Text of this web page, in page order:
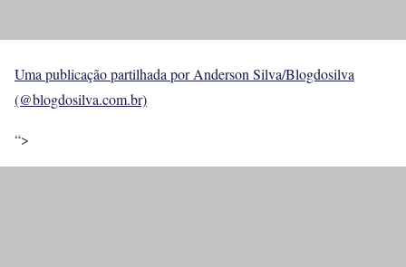
Uma publicação partilhada por Anderson Silva/Blogdosilva
(@blogdosilva.com.br)
“>